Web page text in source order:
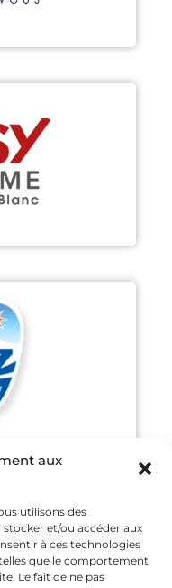
aux
utilisons des
et/ou accéder aux
à ces technologies
que le comportement
Le fait de ne pas
BLANC